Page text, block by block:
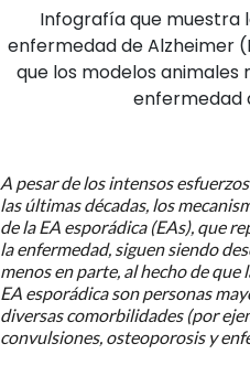
Infografía que muestra
enfermedad de Alzheimer
que los modelos animales
enfermedad
A pesar de los intensos
las últimas décadas, los
de la EA esporádica (EAs), que
la enfermedad, siguen siendo
menos en parte, al hecho de que
EA esporádica son personas
diversas comorbilidades (por
convulsiones, osteoporosis y